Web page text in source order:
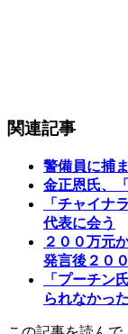
関連記事
警備員に捕
金正恩氏、
「チャイ
代表に会う
２００万元
発言後２０
「プーチン
られなかっ